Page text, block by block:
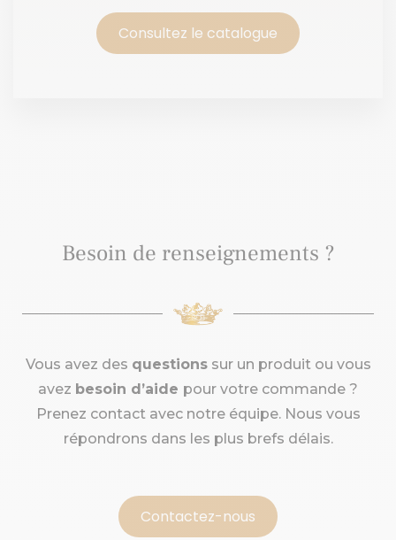
Consultez le catalogue
Besoin de renseignements ?
Vous avez des questionssur un produit ou vous
avez besoin d’aide pour votre commande ?
Prenez contact avec notre équipe. Nous vous
répondrons dans les plus brefs délais.
Contactez-nous